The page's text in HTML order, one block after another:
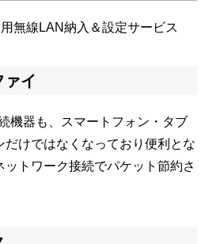
用無線LAN納入＆設定サービス
イ
機器も、スマートフォン・タブ
だけではなくなっており便利とな
ットワーク接続でパケット節約さ